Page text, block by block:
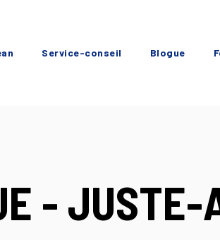
Service-conseil Blogue
- JUSTE-